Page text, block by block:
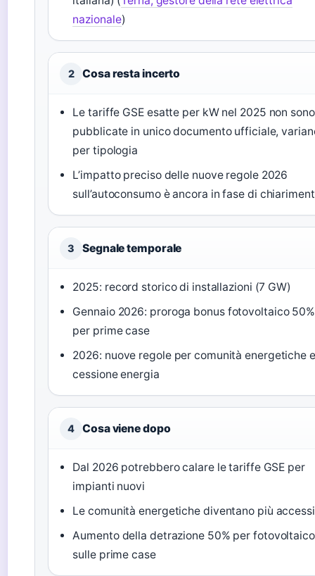
nazionale)
2 Cosa resta incerto
Le tariffe GSE esatte per kW nel 2025 non sono
pubblicate in unico documento ufficiale,
per tipologia
L’impatto preciso delle nuove regole 2026
sull’autoconsumo è ancora in fase di
3 Segnale temporale
2025: record storico di installazioni (7 GW)
Gennaio 2026: proroga bonus fotovoltaico 50%
per prime case
2026: nuove regole per comunità energetiche e
cessione energia
4 Cosa viene dopo
Dal 2026 potrebbero calare le tariffe GSE per
impianti nuovi
Le comunità energetiche diventano più
Aumento della detrazione 50% per fotovoltaico
sulle prime case